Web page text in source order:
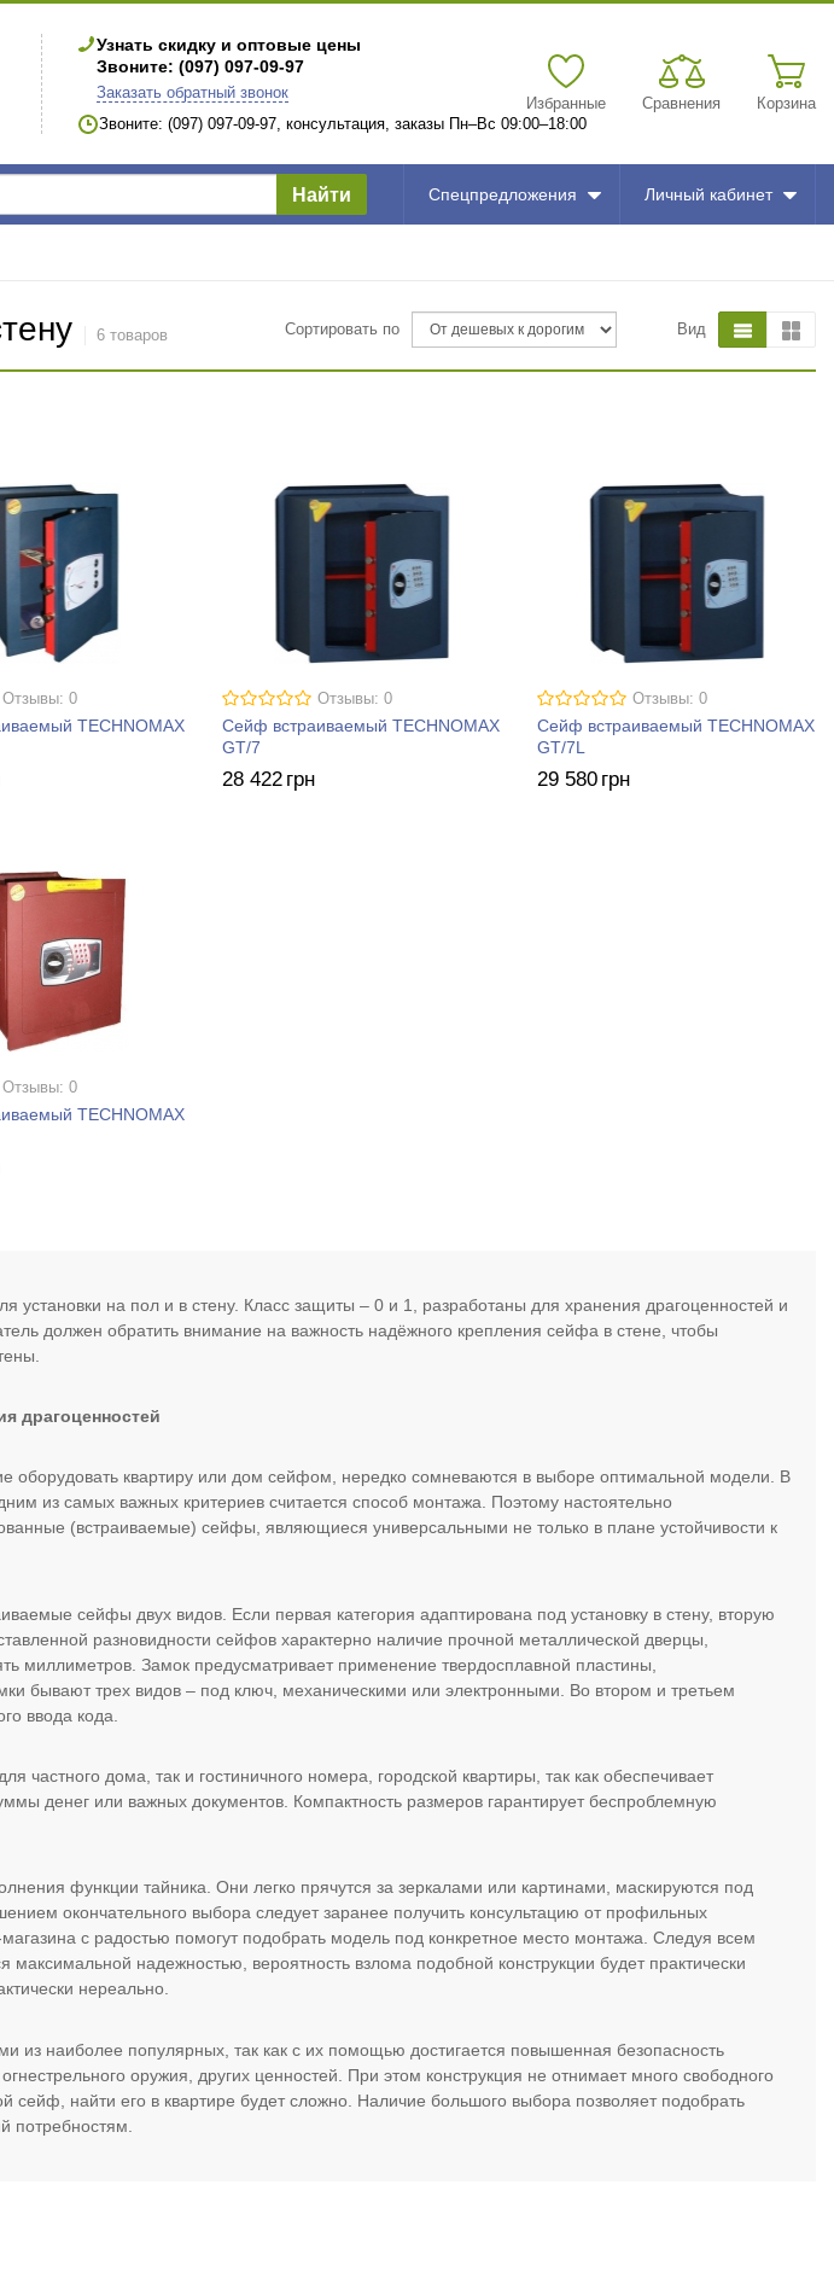
Узнать скидку и оптовые цены
Звоните: (097) 097-09-97
Заказать обратный звонок
Звоните: (097) 097-09-97, консультация, заказы Пн–Вс 09:00–18:00
Избранные Сравнения Корзина
Найти Спецпредложения Личный кабинет
6 товаров Сортировать по Вид
Отзывы: 0
TECHNOMAX
Отзывы: 0
Сейф встраиваемый TECHNOMAX
GT/7
28 422 грн
Отзывы: 0
Сейф встраиваемый TECHNOMAX
GT/7L
29 580 грн
Отзывы: 0
TECHNOMAX
установки на пол и в стену. Класс защиты – 0 и 1, разработаны для хранения драгоценностей и
должен обратить внимание на важность надёжного крепления сейфа в стене, чтобы
драгоценностей
оборудовать квартиру или дом сейфом, нередко сомневаются в выборе оптимальной модели. В
из самых важных критериев считается способ монтажа. Поэтому настоятельно
(встраиваемые) сейфы, являющиеся универсальными не только в плане устойчивости к
сейфы двух видов. Если первая категория адаптирована под установку в стену, вторую
разновидности сейфов характерно наличие прочной металлической дверцы,
миллиметров. Замок предусматривает применение твердосплавной пластины,
бывают трех видов – под ключ, механическими или электронными. Во втором и третьем
ввода кода.
частного дома, так и гостиничного номера, городской квартиры, так как обеспечивает
денег или важных документов. Компактность размеров гарантирует беспроблемную
функции тайника. Они легко прячутся за зеркалами или картинами, маскируются под
окончательного выбора следует заранее получить консультацию от профильных
с радостью помогут подобрать модель под конкретное место монтажа. Следуя всем
максимальной надежностью, вероятность взлома подобной конструкции будет практически
нереально.
из наиболее популярных, так как с их помощью достигается повышенная безопасность
оружия, других ценностей. При этом конструкция не отнимает много свободного
сейф, найти его в квартире будет сложно. Наличие большого выбора позволяет подобрать
потребностям.